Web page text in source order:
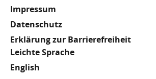
Impressum
Datenschutz
Erklärung zur Barrierefreiheit
Meta
Footer
Leichte Sprache
English